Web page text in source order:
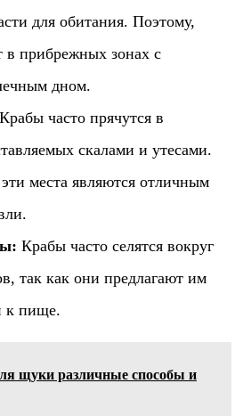
для обитания. Поэтому,
в прибрежных зонах с
дном.
Крабы часто прячутся в
скалами и утесами.
места являются отличным
Крабы часто селятся вокруг
так как они предлагают им
к пище.
щуки различные способы и